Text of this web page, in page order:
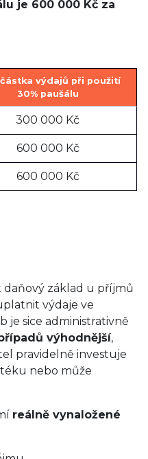
je 600 000 Kč za
částka výdajů při použití
30% paušálu
300 000 Kč
600 000 Kč
600 000 Kč
daňový základ u příjmů
výdaje ve
je sice administrativně
výhodnější,
pravidelně investuje
nebo může
reálně vynaložené